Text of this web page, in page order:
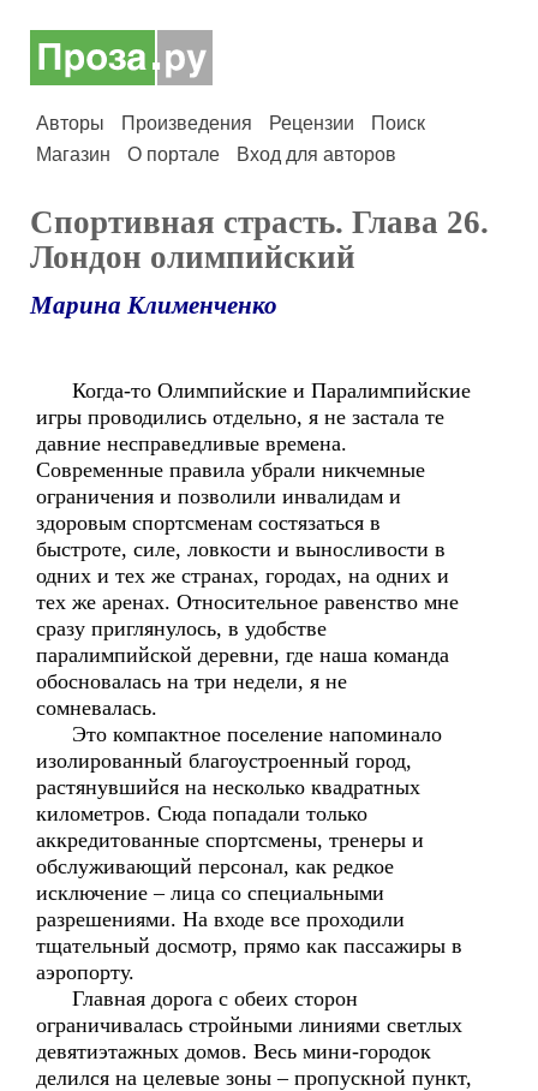
Авторы Произведения Рецензии
Поиск
Магазин
О портале Вход для авторов
Спортивная страсть. Глава 26.
Лондон олимпийский
Марина Клименченко
Когда-то Олимпийские и Паралимпийские
игры проводились отдельно, я не застала те
давние несправедливые времена.
Современные правила убрали никчемные
ограничения и позволили инвалидам и
здоровым спортсменам состязаться в
быстроте, силе, ловкости и выносливости в
одних и тех же странах, городах, на одних и
тех же аренах. Относительное равенство мне
сразу приглянулось, в удобстве
паралимпийской деревни, где наша команда
обосновалась на три недели, я не
сомневалась.
Это компактное поселение напоминало
изолированный благоустроенный город,
растянувшийся на несколько квадратных
километров. Сюда попадали только
аккредитованные спортсмены, тренеры и
обслуживающий персонал, как редкое
исключение – лица со специальными
разрешениями. На входе все проходили
тщательный досмотр, прямо как пассажиры в
аэропорту.
Главная дорога с обеих сторон
ограничивалась стройными линиями светлых
девятиэтажных домов. Весь мини-городок
делился на целевые зоны – пропускной пункт,